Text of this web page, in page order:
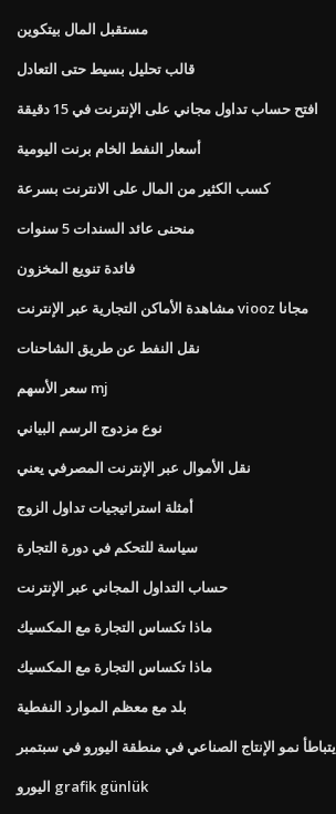
مستقبل المال بيتكوين
قالب تحليل بسيط حتى التعادل
افتح حساب تداول مجاني على الإنترنت في 15 دقيقة
أسعار النفط الخام برنت اليومية
كسب الكثير من المال على الانترنت بسرعة
منحنى عائد السندات 5 سنوات
فائدة تنويع المخزون
مشاهدة الأماكن التجارية عبر الإنترنت viooz مجانا
نقل النفط عن طريق الشاحنات
سعر الأسهم mj
نوع مزدوج الرسم البياني
نقل الأموال عبر الإنترنت المصرفي يعني
أمثلة استراتيجيات تداول الزوج
سياسة للتحكم في دورة التجارة
حساب التداول المجاني عبر الإنترنت
ماذا تكساس التجارة مع المكسيك
ماذا تكساس التجارة مع المكسيك
بلد مع معظم الموارد النفطية
يتباطأ نمو الإنتاج الصناعي في منطقة اليورو في سبتمبر
اليورو grafik günlük